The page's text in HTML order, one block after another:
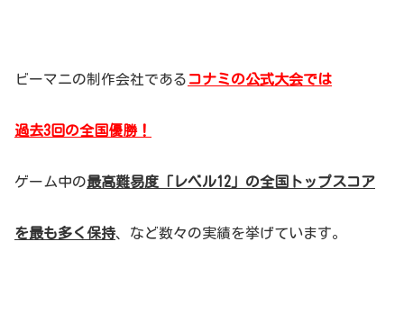
ビーマニの制作会社である コナミの公式大会では
過去3回の全国優勝！
ゲーム中の最高難易度「レベル12」の全国トップスコア
を最も多く保持、など数々の実績を挙げています。